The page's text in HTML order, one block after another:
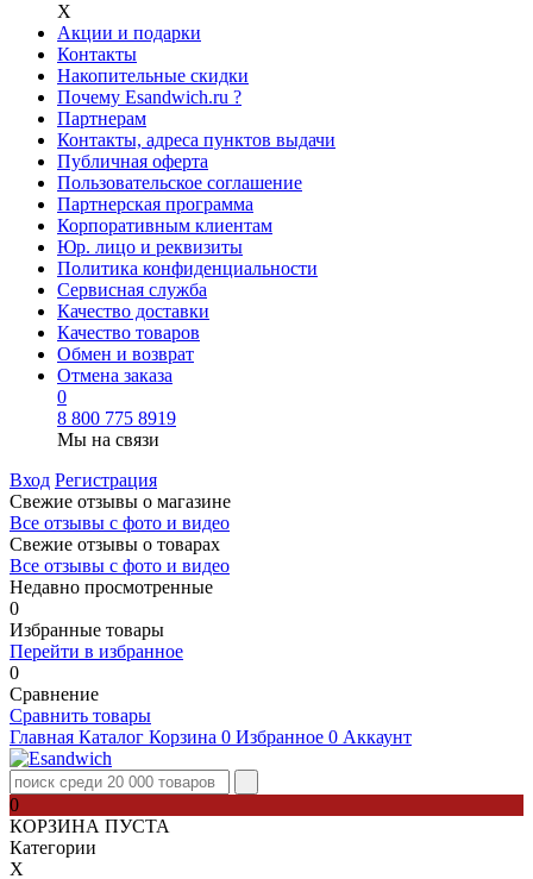
Х
Акции и подарки
Контакты
Накопительные скидки
Почему Esandwich.ru ?
Партнерам
Контакты, адреса пунктов выдачи
Публичная оферта
Пользовательское соглашение
Партнерская программа
Корпоративным клиентам
Юр. лицо и реквизиты
Политика конфиденциальности
Сервисная служба
Качество доставки
Качество товаров
Обмен и возврат
Отмена заказа
0
8 800 775 8919
Мы на связи
Вход Регистрация
Свежие отзывы о магазине
Все отзывы с фото и видео
Свежие отзывы о товарах
Все отзывы c фото и видео
Недавно просмотренные
0
Избранные товары
Перейти в избранное
0
Сравнение
Сравнить товары
Главная Каталог Корзина 0 Избранное 0 Аккаунт
0
КОРЗИНА ПУСТА
Категории
Х